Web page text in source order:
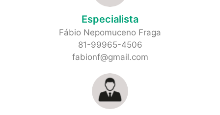
Especialista
Fábio Nepomuceno Fraga
81-99965-4506
fabionf@gmail.com